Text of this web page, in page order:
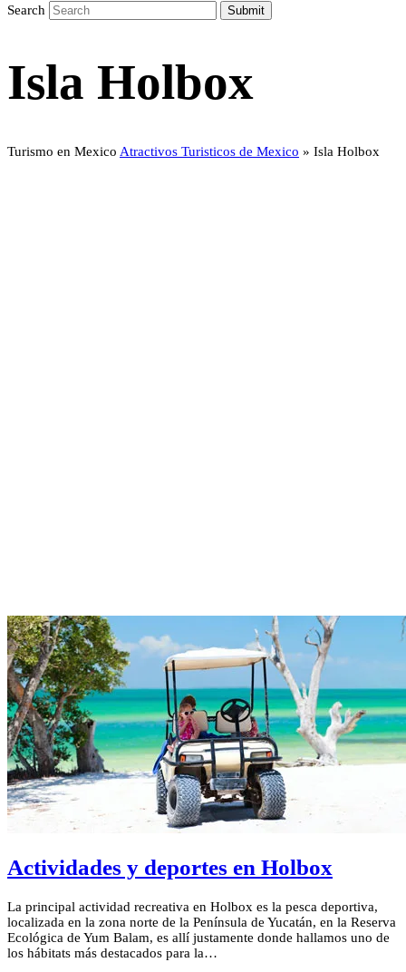
Search Submit
Isla Holbox
Turismo en Mexico Atractivos Turisticos de Mexico » Isla Holbox
Actividades y deportes en Holbox
La principal actividad recreativa en Holbox es la pesca deportiva,
localizada en la zona norte de la Península de Yucatán, en la Reserva
Ecológica de Yum Balam, es allí justamente donde hallamos uno de
los hábitats más destacados para la…